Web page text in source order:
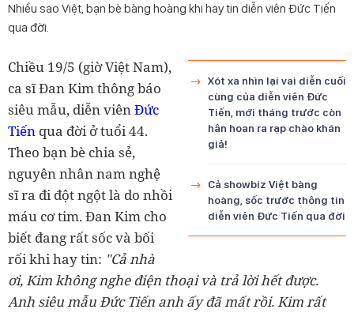
Nhiều sao Việt, bạn bè bàng hoàng khi hay tin diễn viên Đức Tiến
qua đời.
Xót xa nhìn lại vai diễn cuối
cùng của diễn viên Đức
Tiến, mới tháng trước còn
hân hoan ra rạp chào khán
giả!
Cả showbiz Việt bàng
hoàng, sốc trước thông tin
diễn viên Đức Tiến qua đời
Chiều 19/5 (giờ Việt Nam),
ca sĩ Đan Kim thông báo
siêu mẫu, diễn viênĐức
Tiến qua đời ở tuổi 44.
Theo bạn bè chia sẻ,
nguyên nhân nam nghệ
sĩ ra đi đột ngột là do nhồi
máu cơ tim. Đan Kim cho
biết đang rất sốc và bối
rối khi hay tin: "Cả nhà
ơi, Kim không nghe điện thoại và trả lời hết được.
Anh siêu mẫu Đức Tiến anh ấy đã mất rồi. Kim rất